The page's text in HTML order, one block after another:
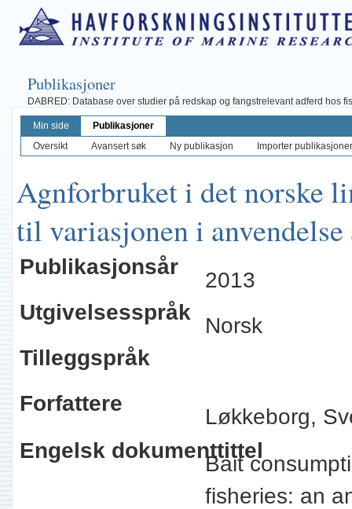
Publikasjoner
DABRED: Database over studier på redskap og fangstrelevant adferd hos
Min side
Publikasjoner
Oversikt
Avansert søk Ny publikasjon Importer
Agnforbruket i det norske
til variasjonen i
Publikasjonsår
2013
Utgivelsesspråk
Norsk
Tilleggspråk
Forfattere
Løkkeborg,
Engelsk dokumenttittel
Bait
fisheries: an